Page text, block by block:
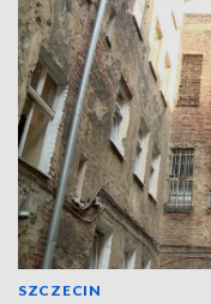
SZCZECIN